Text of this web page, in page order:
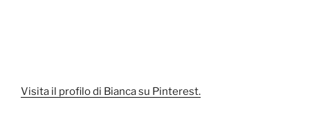
Visita il profilo di Bianca su Pinterest.